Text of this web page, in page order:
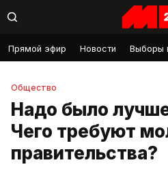
Прямой эфир Новости Выборы
Общество
Надо было
Чего требуют
правительства?